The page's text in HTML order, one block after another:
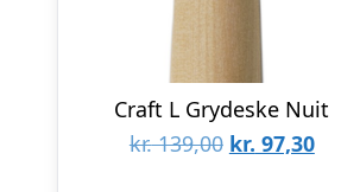
Craft L Grydeske Nuit
kr.139,00 Den
kr. 97,30Den